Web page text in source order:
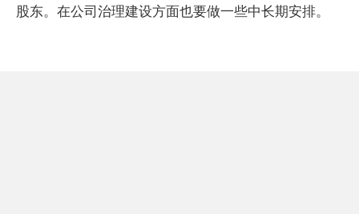
股东。在公司治理建设方面也要做一些中长期安排。